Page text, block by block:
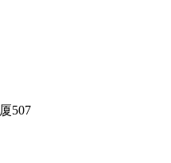
507